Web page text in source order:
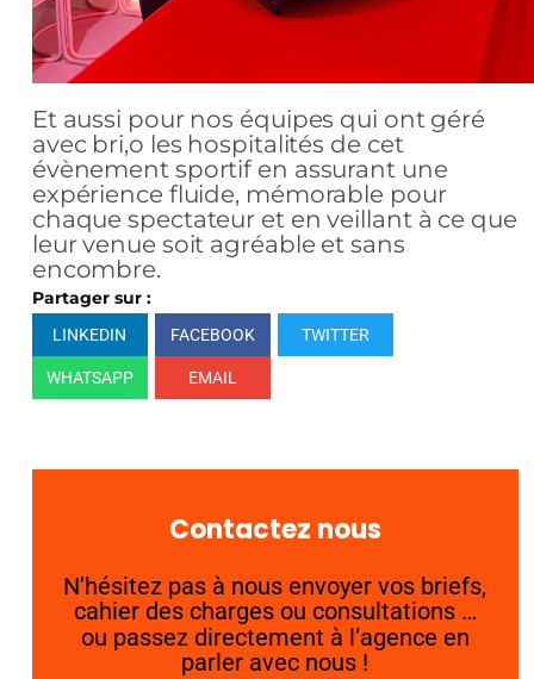
Et aussi pour nos équipes qui ont géré
avec bri,o les hospitalités de cet
évènement sportif en assurant une
expérience fluide, mémorable pour
chaque spectateur et en veillant à ce que
leur venue soit agréable et sans
encombre.
Partager sur :
LINKEDIN FACEBOOK TWITTER
WHATSAPP EMAIL
Contactez nous
N’hésitez pas à nous envoyer vos briefs,
cahier des charges ou consultations …
ou passez directement à l’agence en
parler avec nous !